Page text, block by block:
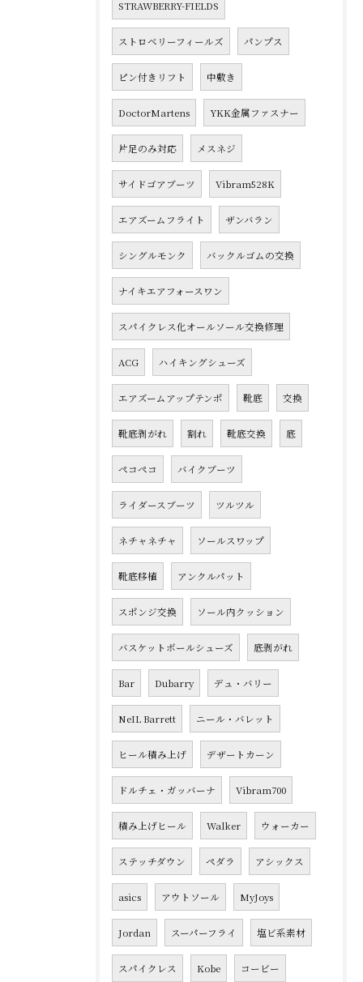
STRAWBERRY-FIELDS
ストロベリーフィールズ パンプス
ピン付きリフト 中敷き
DoctorMartens YKK金属ファスナー
片足のみ対応 メスネジ
サイドゴアブーツ Vibram528K
エアズームフライト ザンバラン
シングルモンク バックルゴムの交換
ナイキエアフォースワン
スパイクレス化オールソール交換修理
ACG ハイキングシューズ
エアズームアップテンポ 靴底 交換
靴底剥がれ 割れ 靴底交換 底
ペコペコ バイクブーツ
ライダースブーツ ツルツル
ネチャネチャ ソールスワップ
靴底移植 アンクルパット
スポンジ交換 ソール内クッション
バスケットボールシューズ 底剥がれ
Bar Dubarry デュ・バリー
NeIL Barrett ニール・バレット
ヒール積み上げ デザートカーン
ドルチェ・ガッバーナ Vibram700
積み上げヒール Walker ウォーカー
ステッチダウン ペダラ アシックス
asics アウトソール MyJoys
Jordan スーパーフライ 塩ビ系素材
スパイクレス Kobe コービー